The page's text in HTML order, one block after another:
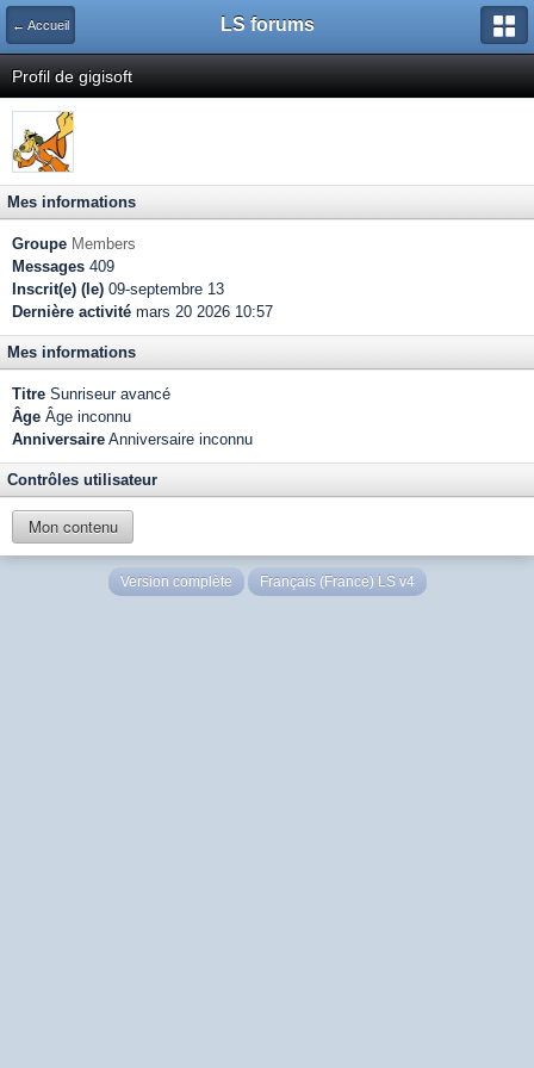
← Accueil LS forums
Profil de gigisoft
Mes informations
Groupe Members
Messages 409
Inscrit(e) (le) 09-septembre 13
Dernière activité mars 20 2026 10:57
Mes informations
Titre Sunriseur avancé
Âge Âge inconnu
Anniversaire Anniversaire inconnu
Contrôles utilisateur
Mon contenu
Version complète Français (France) LS v4